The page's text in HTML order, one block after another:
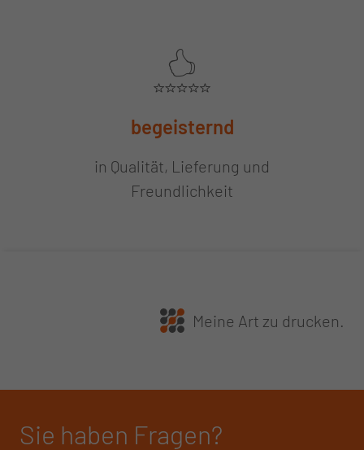
begeisternd
in Qualität, Lieferung und
Freundlichkeit
Meine Art zu drucken.
Sie haben Fragen?